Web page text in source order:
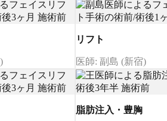
リフト
医師: 副島 (新宿)
脂肪注入・豊胸